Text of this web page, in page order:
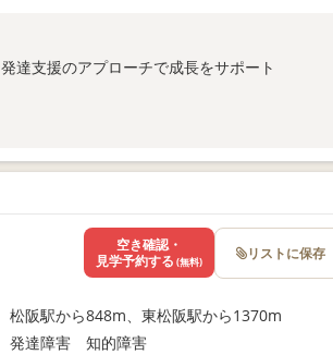
達支援のアプローチで成長をサポート
合わせください！
松阪駅から848m、東松阪駅から1370m
発達障害 知的障害
空き確認・
見学予約する (無料) リストに保存